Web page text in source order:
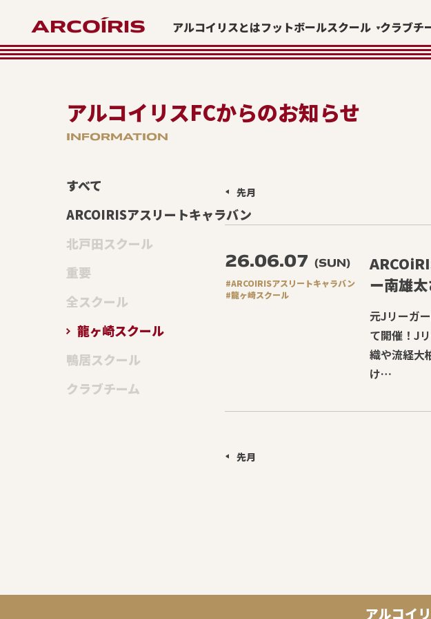
ARCOÍRIS アルコイリスとはフットボールスクール クラブチ
アルコイリスFCからのお知らせ
INFORMATION
すべて
ARCOIRISアスリートキャラバン
北戸田スクール
重要
全スクール
龍ヶ崎スクール
鴨居スクール
クラブチーム
先月
26.06.07 (SUN)
#ARCOIRISアスリートキャラバン
#龍ヶ崎スクール
ー南雄
元Jリーガ
て開催！J
織や流経大
け…
先月
アルコイ